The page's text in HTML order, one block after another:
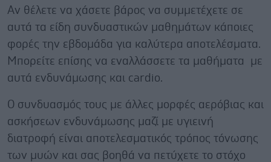
Αν θέλετε να χάσετε βάρος να συμμετέχετε σε
αυτά τα είδη συνδυαστικών μαθημάτων κάποιες
φορές την εβδομάδα για καλύτερα αποτελέσματα.
Μπορείτε επίσης να εναλλάσσετε τα μαθήματα με
αυτά ενδυνάμωσης και cardio.
Ο συνδυασμός τους με άλλες μορφές αερόβιας και
ασκήσεων ενδυνάμωσης μαζί με υγιεινή
διατροφή είναι αποτελεσματικός τρόπος τόνωσης
των μυών και σας βοηθά να πετύχετε το στόχο